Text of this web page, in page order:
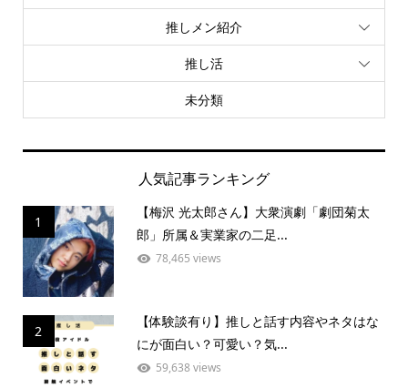
推しメン紹介
推し活
未分類
人気記事ランキング
1
【梅沢 光太郎さん】大衆演劇「劇団菊太
郎」所属＆実業家の二足...
78,465 views
2
【体験談有り】推しと話す内容やネタはな
にが面白い？可愛い？気...
59,638 views